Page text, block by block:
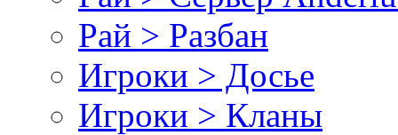
Рай > Разбан
Игроки > Досье
Игроки > Кланы